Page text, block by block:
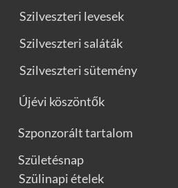
Szilveszteri levesek
Szilveszteri saláták
Szilveszteri sütemény
Újévi köszöntők
Szponzorált tartalom
Születésnap
Szülinapi ételek